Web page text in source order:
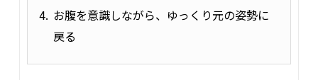
お腹を意識しながら、ゆっくり元の姿勢に
戻る